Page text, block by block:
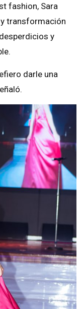
fashion, Sara
transformación
y
darle una